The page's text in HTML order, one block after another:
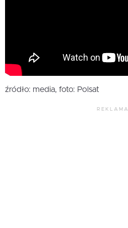
źródło: media, foto: Polsat
REKLAMA